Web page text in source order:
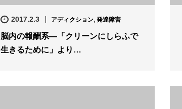
2017.2.3 アディクション, 発達障害
脳内の報酬系—「クリーンにしらふで
生きるために」より…